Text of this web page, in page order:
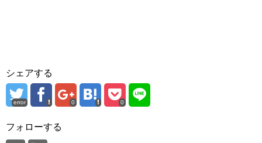
シェアする
error 0 0
フォローする